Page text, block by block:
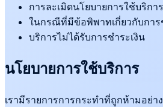
การละเมิดนโยบายการใช้บริกา
ในกรณีที่มีข้อพิพาทเกี่ยวกับการ
บริการไม่ได้รับการชำระเงิน
นโยบายการใช้บริการ
เรามีรายการการกระทำที่ถูกห้ามอย่า